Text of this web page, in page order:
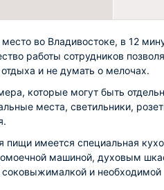
во Владивостоке, в 12
работы сотрудников
и не думать о мелочах.
которые могут быть
места, светильники,
пищи имеется специальная
машиной, духовым
и необходимой